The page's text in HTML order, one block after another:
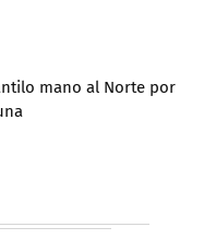
mano al Norte por